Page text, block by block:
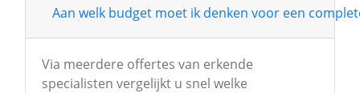
Aan welk budget moet ik denken voor een
Via meerdere offertes van erkende
specialisten vergelijkt u snel welke